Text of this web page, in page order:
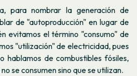
para nombrar la generación de
de "autoproducción" en lugar de
evitamos el término "consumo" de
"utilización" de electricidad, pues
hablamos de combustibles fósiles,
se consumen sino que se utilizan.